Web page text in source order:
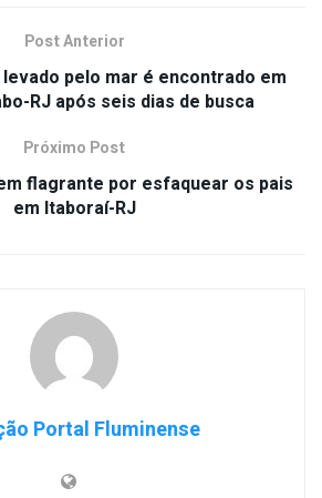
Post Anterior
pelo mar é encontrado em
RJ após seis dias de busca
Próximo Post
flagrante por esfaquear os pais
em Itaboraí-RJ
Portal Fluminense